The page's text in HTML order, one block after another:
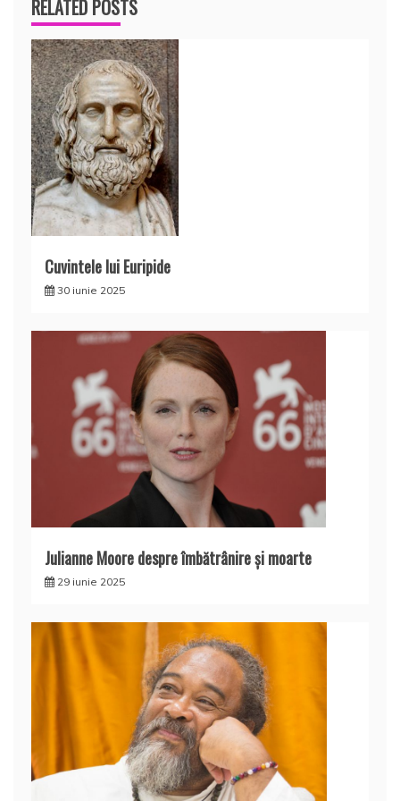
RELATED POSTS
Cuvintele lui Euripide
30 iunie 2025
Julianne Moore despre îmbătrânire și moarte
29 iunie 2025